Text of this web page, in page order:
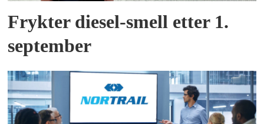
Frykter diesel-smell etter 1.
september